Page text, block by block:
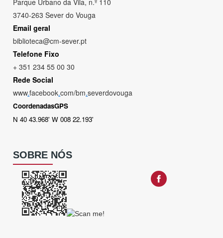
Parque Urbano da Vila, n.º 110
3740-263 Sever do Vouga
Email geral
biblioteca@cm-sever.pt
Telefone Fixo
+ 351 234 55 00 30
Rede Social
www.facebook.com/bm.severdovouga
CoordenadasGPS
N 40 43.968' W 008 22.193'
SOBRE NÓS